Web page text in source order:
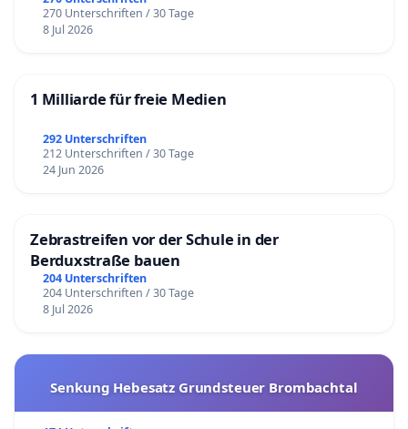
270 Unterschriften / 30 Tage
8 Jul 2026
1 Milliarde für freie Medien
292 Unterschriften
212 Unterschriften / 30 Tage
24 Jun 2026
Zebrastreifen vor der Schule in der
Berduxstraße bauen
204 Unterschriften
204 Unterschriften / 30 Tage
8 Jul 2026
Senkung Hebesatz Grundsteuer Brombachtal